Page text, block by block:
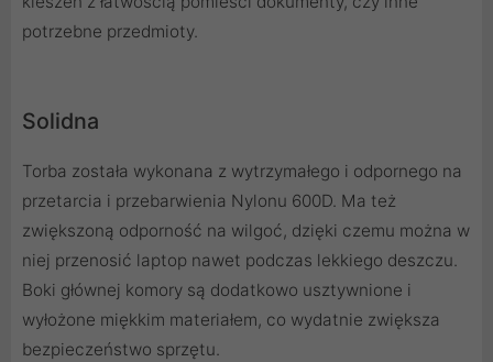
potrzebne przedmioty.
Solidna
Torba została wykonana z wytrzymałego i odpornego na
przetarcia i przebarwienia Nylonu 600D. Ma też
zwiększoną odporność na wilgoć, dzięki czemu można w
niej przenosić laptop nawet podczas lekkiego deszczu.
Boki głównej komory są dodatkowo usztywnione i
wyłożone miękkim materiałem, co wydatnie zwiększa
bezpieczeństwo sprzętu.